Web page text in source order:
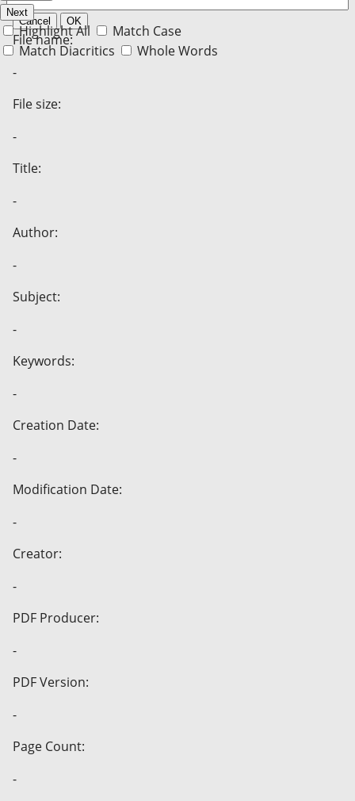
Next
Highlight All
Match Case
Match Diacritics
Whole Words
Cancel OK
File name:
-
File size:
-
Title:
-
Author:
-
Subject:
-
Keywords:
-
Creation Date:
-
Modification Date:
-
Creator:
-
PDF Producer:
-
PDF Version:
-
Page Count:
-